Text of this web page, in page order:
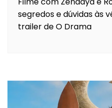
segredos e dúvidas às
trailer de O Drama